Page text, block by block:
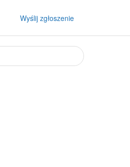
Wyślij zgłoszenie